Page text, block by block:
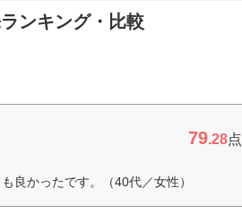
ンキング・比較
79.28点
良かったです。（40代／女性）